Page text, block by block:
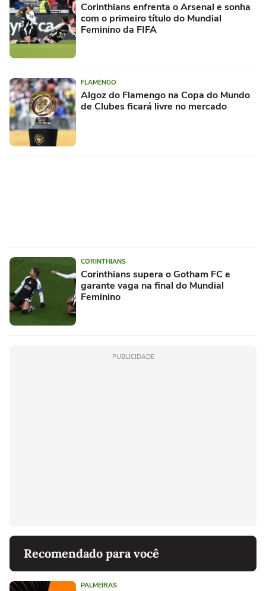
Corinthians enfrenta o Arsenal e sonha
com o primeiro título do Mundial
Feminino da FIFA
FLAMENGO
Algoz do Flamengo na Copa do Mundo
de Clubes ficará livre no mercado
CORINTHIANS
Corinthians supera o Gotham FC e
garante vaga na final do Mundial
Feminino
PUBLICIDADE
Recomendado para você
PALMEIRAS